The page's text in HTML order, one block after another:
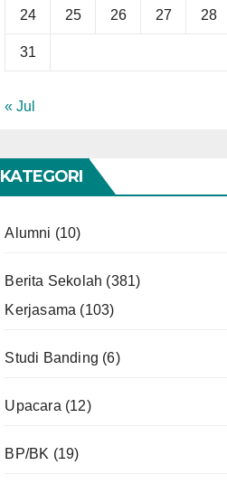
24 25 26 27 28
31
« Jul
KATEGORI
Alumni (10)
Berita Sekolah (381)
Kerjasama (103)
Studi Banding (6)
Upacara (12)
BP/BK (19)